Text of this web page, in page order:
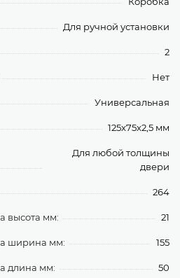
Для ручной установки
2
Нет
Универсальная
125x75x2,5 мм
Для любой толщины
двери
264
высота мм: 21
ширина мм: 155
длина мм: 50